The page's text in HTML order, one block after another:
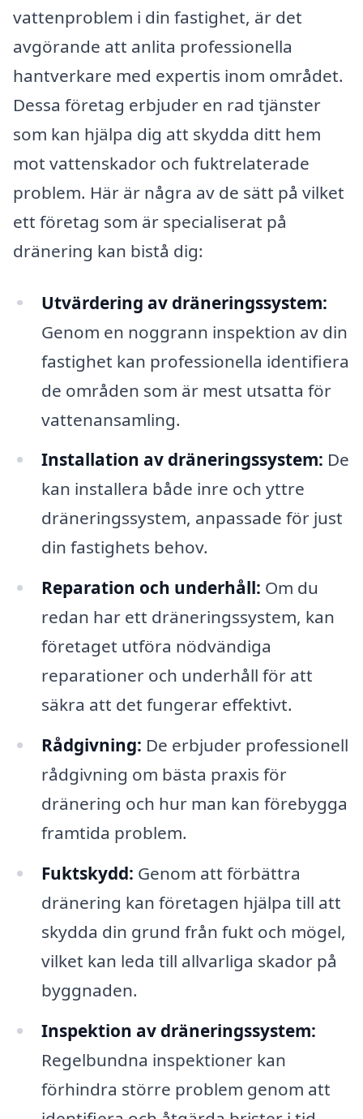
vattenproblem i din fastighet, är det
avgörande att anlita professionella
hantverkare med expertis inom området.
Dessa företag erbjuder en rad tjänster
som kan hjälpa dig att skydda ditt hem
mot vattenskador och fuktrelaterade
problem. Här är några av de sätt på vilket
ett företag som är specialiserat på
dränering kan bistå dig:
Utvärdering av dräneringssystem:
Genom en noggrann inspektion av din
fastighet kan professionella identifiera
de områden som är mest utsatta för
vattenansamling.
Installation av dräneringssystem: De
kan installera både inre och yttre
dräneringssystem, anpassade för just
din fastighets behov.
Reparation och underhåll: Om du
redan har ett dräneringssystem, kan
företaget utföra nödvändiga
reparationer och underhåll för att
säkra att det fungerar effektivt.
Rådgivning: De erbjuder professionell
rådgivning om bästa praxis för
dränering och hur man kan förebygga
framtida problem.
Fuktskydd: Genom att förbättra
dränering kan företagen hjälpa till att
skydda din grund från fukt och mögel,
vilket kan leda till allvarliga skador på
byggnaden.
Inspektion av dräneringssystem:
Regelbundna inspektioner kan
förhindra större problem genom att